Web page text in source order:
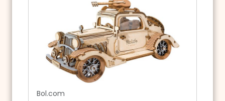
Bol.com